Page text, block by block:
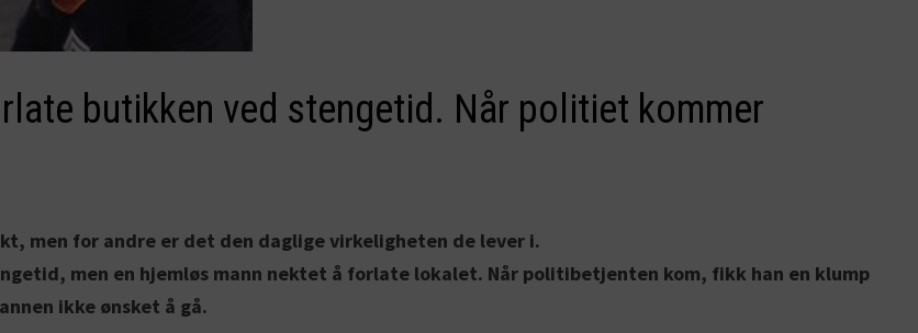
butikken ved stengetid. Når politiet kommer
men for andre er det den daglige virkeligheten de lever i.
men en hjemløs mann nektet å forlate lokalet. Når politibetjenten kom, fikk han en klump
ikke ønsket å gå.